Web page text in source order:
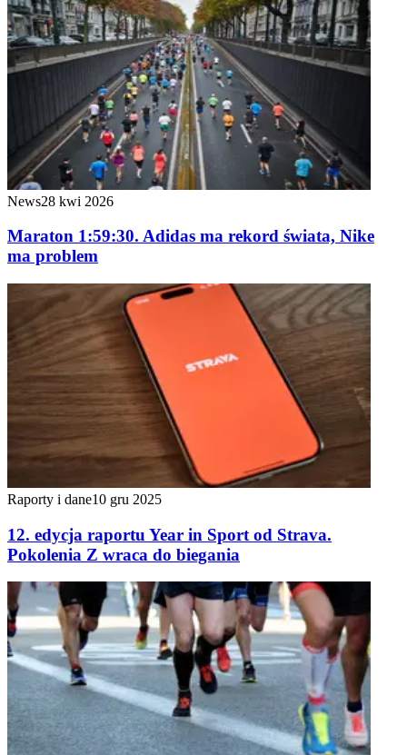
News28 kwi 2026
Maraton 1:59:30. Adidas ma rekord świata, Nike
ma problem
Raporty i dane10 gru 2025
12. edycja raportu Year in Sport od Strava.
Pokolenia Z wraca do biegania